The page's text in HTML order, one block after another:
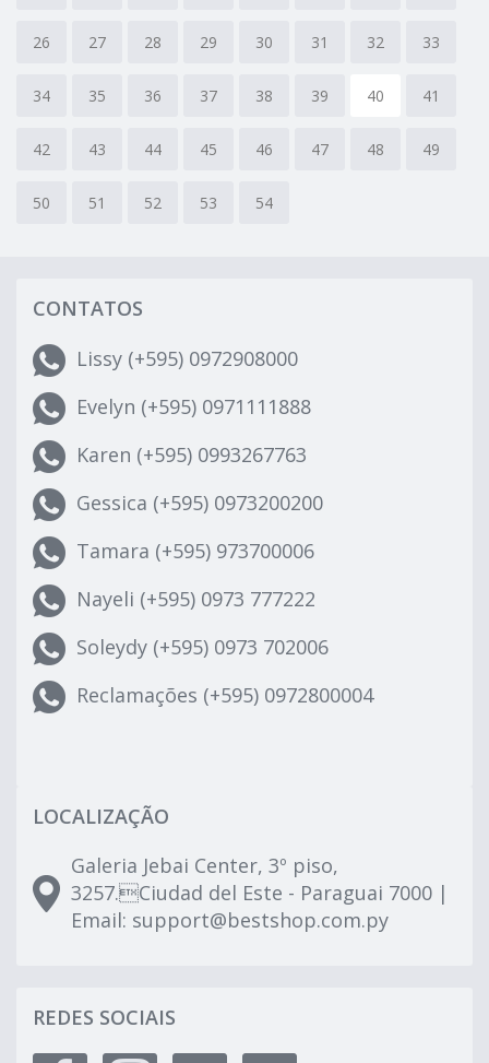
26 27 28 29 30 31 32 33
34 35 36 37 38 39 40 41
42 43 44 45 46 47 48 49
50 51 52 53 54
CONTATOS
Lissy (+595) 0972908000
Evelyn (+595) 0971111888
Karen (+595) 0993267763
Gessica (+595) 0973200200
Tamara (+595) 973700006
Nayeli (+595) 0973 777222
Soleydy (+595) 0973 702006
Reclamações (+595) 0972800004
LOCALIZAÇÃO
Galeria Jebai Center, 3º piso,
3257.Ciudad del Este - Paraguai 7000 |
Email: support@bestshop.com.py
REDES SOCIAIS